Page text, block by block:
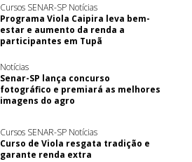
Cursos SENAR-SP Notícias
Programa Viola Caipira leva bem-
estar e aumento da renda a
participantes em Tupã
Notícias
Senar-SP lança concurso
fotográfico e premiará as melhores
imagens do agro
Cursos SENAR-SP Notícias
Curso de Viola resgata tradição e
garante renda extra